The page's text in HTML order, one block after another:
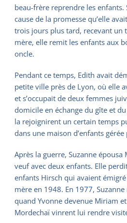
beau-frère reprendre les enfants.
cause de la promesse qu’elle
trois jours plus tard, recevant un
mère, elle remit les enfants aux
oncle.
Pendant ce temps, Edith avait
petite ville près de Lyon, où elle
et s’occupait de deux femmes
domicile en échange du gîte et
la rejoignirent un certain temps
dans une maison d’enfants gérée
Après la guerre, Suzanne
veuf avec deux enfants. Elle
enfants Hirsch qui avaient
mère en 1948. En 1977,
quand Yvonne devenue Miriam
Mordechaï vinrent lui rendre